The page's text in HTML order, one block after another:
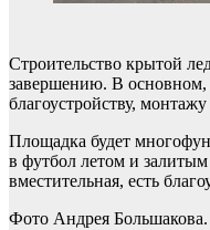
Строительство крытой
завершению. В основном,
благоустройству,
Площадка будет
в футбол летом и
вместительная, есть
Фото Андрея Большакова.